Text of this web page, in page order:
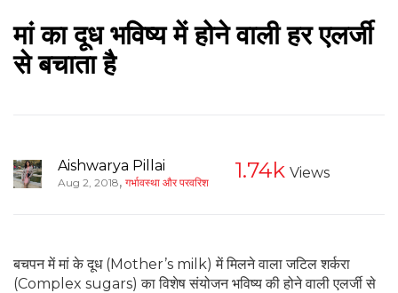
मां का दूध भविष्य में होने वाली हर एलर्जी
से बचाता है
Aishwarya Pillai
Aug 2, 2018, गर्भावस्था और परवरिश 1.74k Views
बचपन में मां के दूध (Mother’s milk) में मिलने वाला जटिल शर्करा
(Complex sugars) का विशेष संयोजन भविष्य की होने वाली एलर्जी से